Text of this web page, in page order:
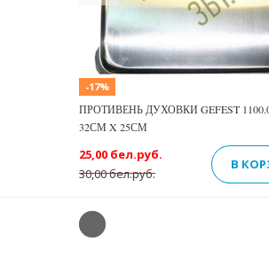
-17%
ПРОТИВЕНЬ ДУХОВКИ GEFEST
32СМ X 25СМ
30,00 бел.руб.
25,00 бел.руб.
В